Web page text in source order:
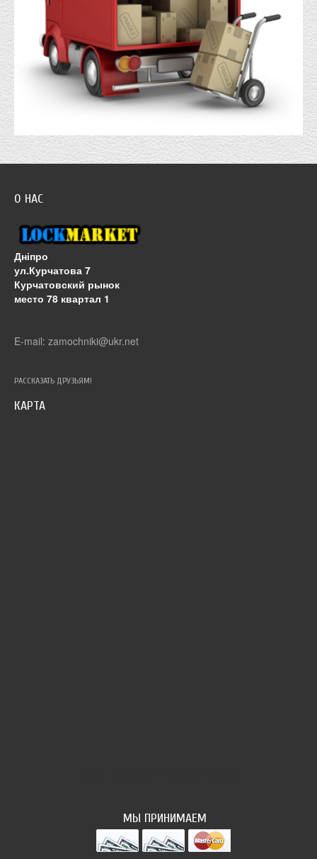
О НАС
Дніпро
ул.Курчатова 7
Курчатовский рынок
место 78 квартал 1
E-mail: zamochniki@ukr.net
РАССКАЗАТЬ ДРУЗЬЯМ!
КАРТА
МЫ ПРИНИМАЕМ